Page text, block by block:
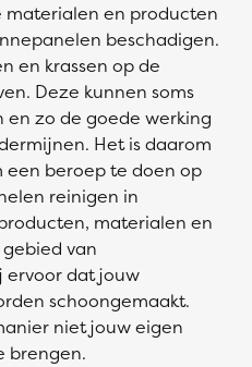
materialen en producten
beschadigen.
en krassen op de
Deze kunnen soms
zo de goede werking
Het is daarom
beroep te doen op
reinigen in
materialen en
van
ervoor dat jouw
schoongemaakt.
niet jouw eigen
brengen.